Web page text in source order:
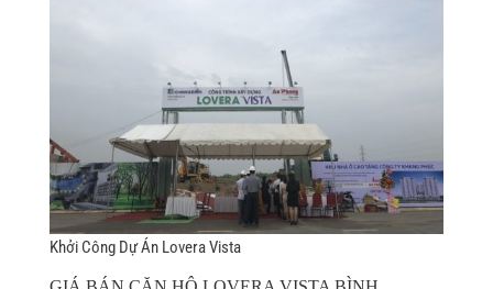
Khởi Công Dự Án Lovera Vista